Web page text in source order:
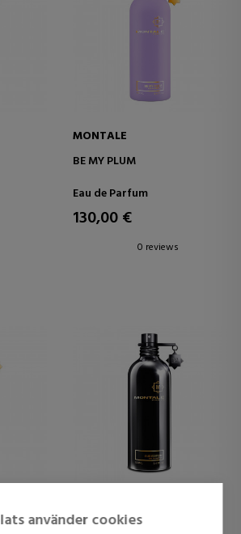
använder cookies
MONTALE
BE MY PLUM
Eau de Parfum
130,00 €
0 reviews